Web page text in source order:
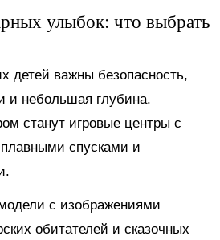
улыбок: что выбрать
детей важны безопасность,
и небольшая глубина.
станут игровые центры с
спусками и
с изображениями
обитателей и сказочных